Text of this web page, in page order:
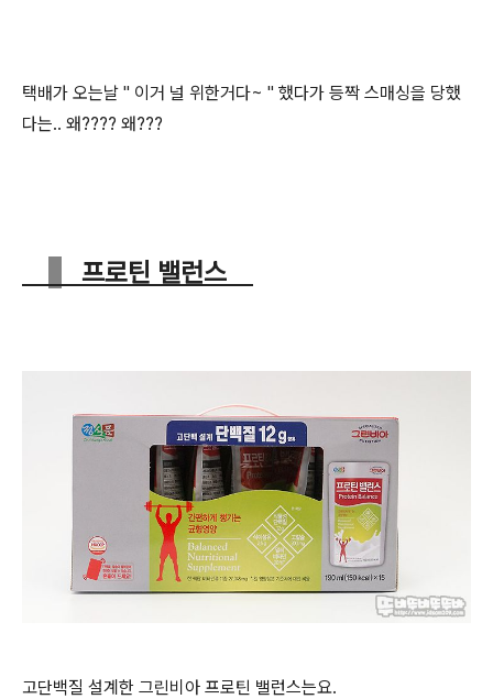
택배가 오는날 " 이거 널 위한거다~ " 했다가 등짝 스매싱을 당했
다는.. 왜???? 왜???
프로틴 밸런스
고단백질 설계한 그린비아 프로틴 밸런스는요.